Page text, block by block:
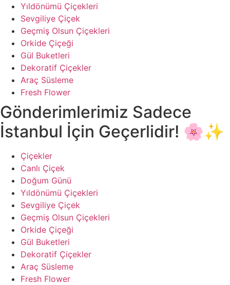
Yıldönümü Çiçekleri
Sevgiliye Çiçek
Geçmiş Olsun Çiçekleri
Orkide Çiçeği
Gül Buketleri
Dekoratif Çiçekler
Araç Süsleme
Fresh Flower
Gönderimlerimiz Sadece
İstanbul İçin Geçerlidir! 🌸✨
Çiçekler
Canlı Çiçek
Doğum Günü
Yıldönümü Çiçekleri
Sevgiliye Çiçek
Geçmiş Olsun Çiçekleri
Orkide Çiçeği
Gül Buketleri
Dekoratif Çiçekler
Araç Süsleme
Fresh Flower